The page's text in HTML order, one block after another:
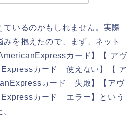
ているのかもしれません。実際
を抱えたので、まず、ネット
カード】【 アヴ
カード 使えない】【 ア
カード 失敗】【アヴ
カード エラー】という